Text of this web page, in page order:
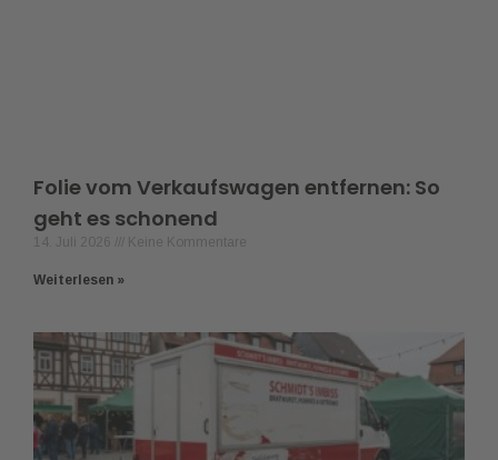
Folie vom Verkaufswagen entfernen: So
geht es schonend
14. Juli 2026 Keine Kommentare
Weiterlesen »